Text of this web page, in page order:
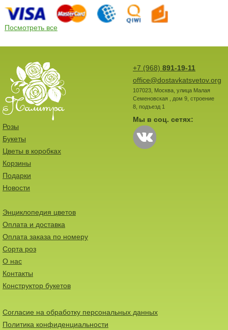
Посмотреть все
+7 (968) 891-19-11
office@dostavkatsvetov.org
107023, Москва, улица Малая
Семеновская , дом 9, строение
8, подъезд 1
Мы в соц. сетях:
Розы
Букеты
Цветы в коробках
Корзины
Подарки
Новости
Энциклопедия цветов
Оплата и доставка
Оплата заказа по номеру
Сорта роз
О нас
Контакты
Конструктор букетов
Согласие на обработку персональных данных
Политика конфиденциальности